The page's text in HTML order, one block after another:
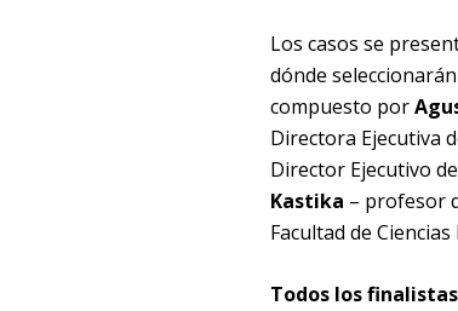
Los casos se
dónde
compuesto por
Directora Ejecutiva
Director Ejecutivo
Kastika – profesor
Facultad de
Todos los